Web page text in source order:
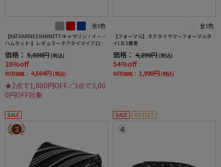
全3色
【KATHARINEEHAMNETT-キャサリン・イー・
ハムネット-】レギュラーネクタイマイクロパ
ターンシルク100%7.5cm巾
価格： 5,830円 (税込)
20%off
WEB価格： 4,664円 (税込)
★2点で1,000円OFF／3点で3,00
0円OFF対象
全1色
【フォーマル】ネクタイサマーフォーマルタ
イI.B.S春夏
価格： 4,290円 (税込)
54%off
WEB価格： 1,990円 (税込)
SALE
3
SALE OUTLET
4